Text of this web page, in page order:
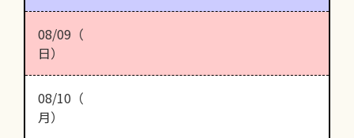
08/09（
日）
08/10（
月）